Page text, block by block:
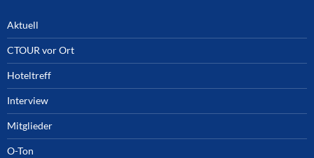
Aktuell
CTOUR vor Ort
Hoteltreff
Interview
Mitglieder
O-Ton